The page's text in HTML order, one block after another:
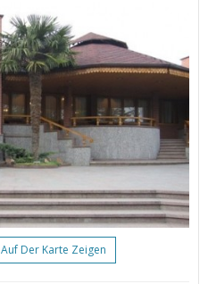
Auf Der Karte Zeigen